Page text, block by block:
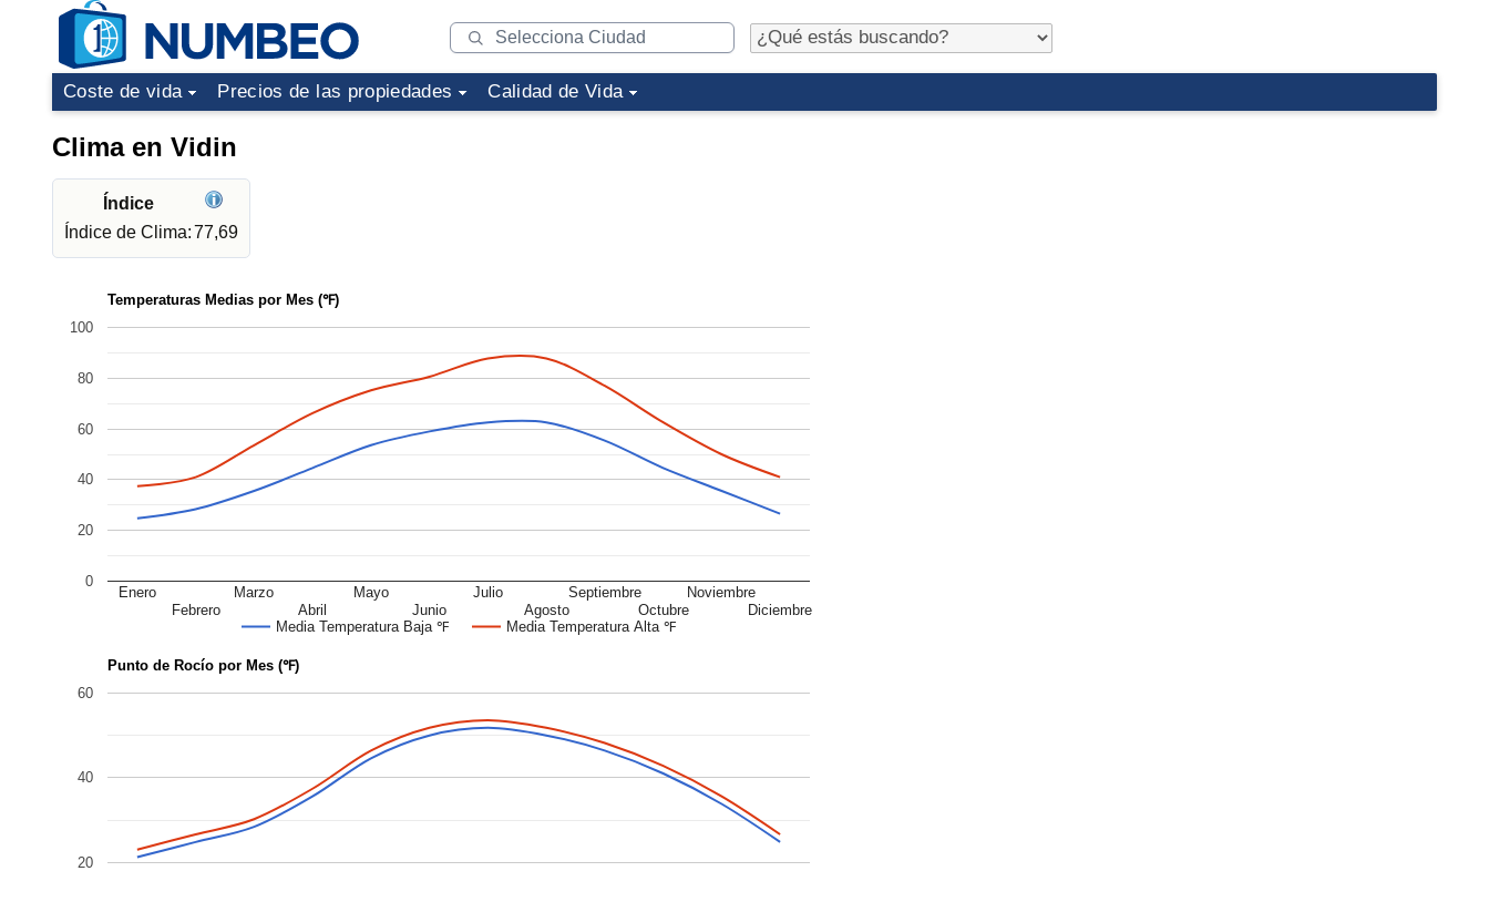
Coste de vida Precios de las propiedades Calidad de Vida
Clima en Vidin
Índice
Índice de Clima:77,69
Temperaturas Medias por Mes (℉)
Media Temperatura Baja ℉ Media Temperatura Alta ℉
Enero
Febrero
Marzo
Abril
Mayo
Junio
Julio
Agosto
Septiembre
Octubre
Noviembre
Diciembre
0
20
40
60
80
100
Punto de Rocío por Mes (℉)
20
40
60